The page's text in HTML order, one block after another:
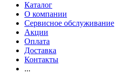
Каталог
О компании
Сервисное обслуживание
Акции
Оплата
Доставка
Контакты
...